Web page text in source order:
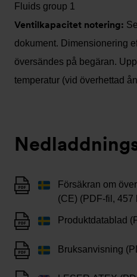
Fluids group 1
Ventilkapacitet notering:
dokument. Dimensionering
översändes på begäran.
temperatur (vid överhettad
Försäkran om
(CE) (PDF-fil, 457
Produktdatablad
Bruksanvisning